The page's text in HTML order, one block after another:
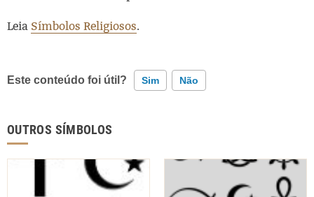
Leia Símbolos Religiosos.
Este conteúdo foi útil? Sim Não
Este conteúdo contém informação incorreta
OUTROS SÍMBOLOS